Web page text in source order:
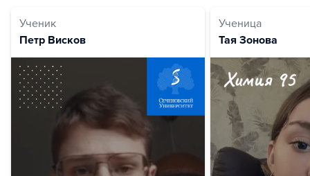
Ученик
Петр Висков
Ученица
Тая Зонова